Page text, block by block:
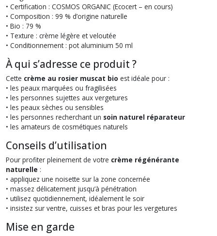
• Certification : COSMOS ORGANIC (Ecocert – en cours)
• Composition : 99 % d’origine naturelle
• Bio : 79 %
• Texture : crème légère et veloutée
• Conditionnement : pot aluminium 50 ml
À qui s’adresse ce produit ?
Cette crème au rosier muscat bio est idéale pour :
• les peaux marquées ou fragilisées
• les personnes sujettes aux vergetures
• les peaux sèches ou sensibles
• les personnes recherchant un soin naturel réparateur
• les amateurs de cosmétiques naturels
Conseils d’utilisation
Pour profiter pleinement de votre crème régénérante
naturelle :
• appliquez une noisette sur la zone concernée
• massez délicatement jusqu’à pénétration
• utilisez quotidiennement, idéalement le soir
• insistez sur ventre, cuisses et bras pour les vergetures
Mise en garde